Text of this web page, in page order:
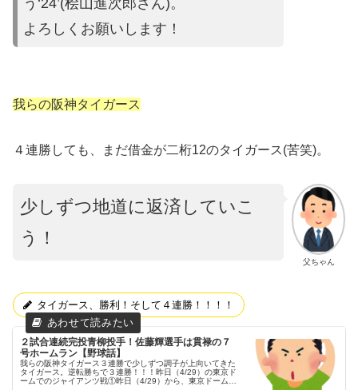
う‘24’(桧山進次郎さん)。
よろしくお願いします！
我らの阪神タイガース
４連勝しても、まだ借金が二桁12のタイガース(苦笑)。
父ちゃん
少しずつ地道に返済していこ
う！
タイガース、勝利！そして４連勝！！！！
２試合連続完投青柳投手！佐藤輝選手は貫禄の７
号ホームラン【野球話】
我らの阪神タイガース３連勝で少しずつ調子が上向いてきた
タイガース。逆転勝ちで３連勝！！！昨日（4/29）の東京ド
ームでのジャイアンツ戦①昨日（4/29）から、東京ドームに